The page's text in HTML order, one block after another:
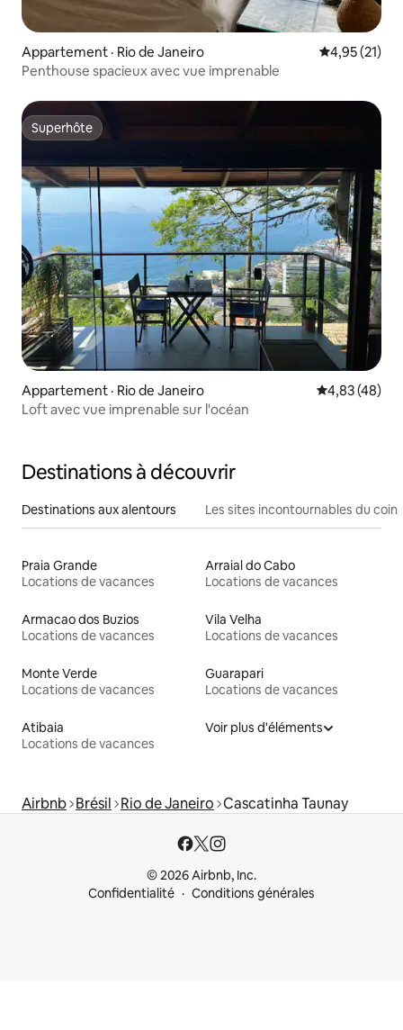
Appartement · Rio de Janeiro Note
4,95 (21)
Penthouse spacieux avec vue imprenable
Superhôte
Superhôte
Appartement · Rio de Janeiro Note
4,83 (48)
Loft avec vue imprenable sur l'océan
Destinations à découvrir
Destinations aux alentours Les sites incontournables du coin
Praia Grande
Locations de vacances
Arraial do Cabo
Locations de vacances
Armacao dos Buzios
Locations de vacances
Vila Velha
Locations de vacances
Monte Verde
Locations de vacances
Guarapari
Locations de vacances
Atibaia
Locations de vacances
Voir plus d'éléments
Airbnb Brésil Rio de Janeiro Cascatinha Taunay
© 2026 Airbnb, Inc.
Confidentialité
Conditions générales